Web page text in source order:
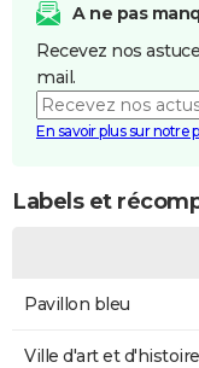
A ne pas
Recevez nos
mail.
En savoir plus sur notre
Labels et
Pavillon bleu
Ville d'art et d'histoire